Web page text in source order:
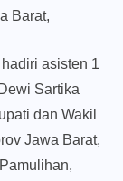
Barat,
asisten 1
Sartika
dan Wakil
Jawa Barat,